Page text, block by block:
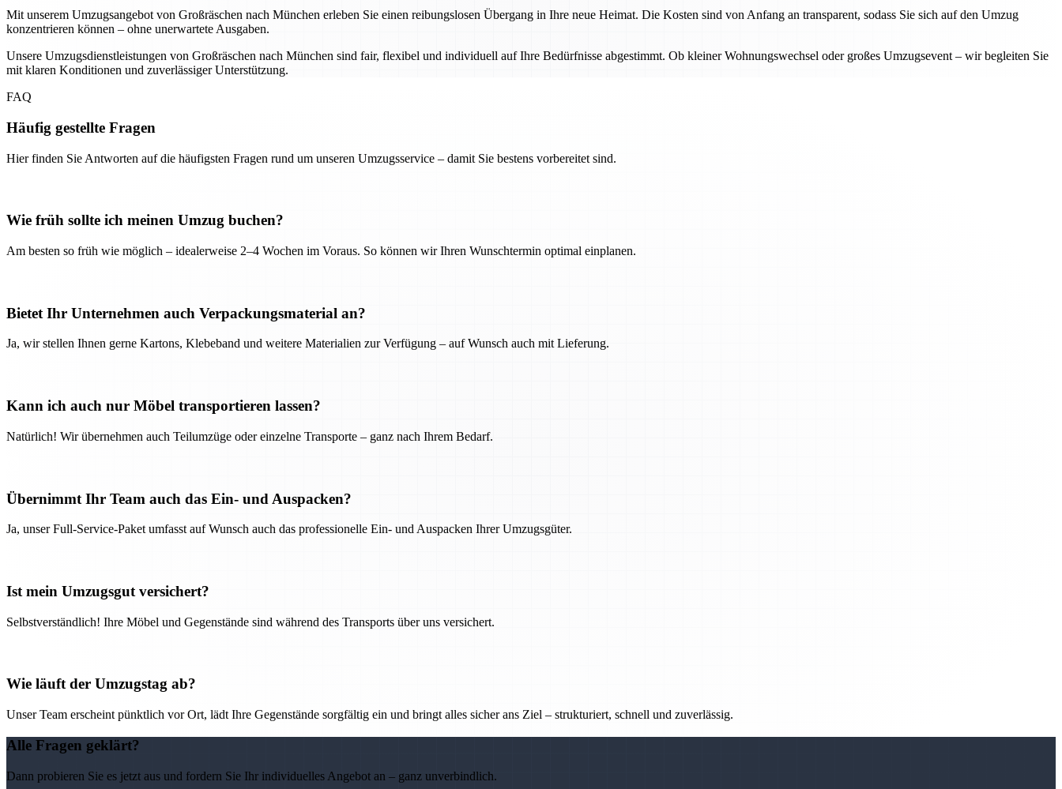
Mit unserem Umzugsangebot von Großräschen nach München erleben Sie einen reibungslosen Übergang in Ihre neue Heimat. Die Kosten sind von Anfang an transparent, sodass Sie sich auf den Umzug
konzentrieren können – ohne unerwartete Ausgaben.
Unsere Umzugsdienstleistungen von Großräschen nach München sind fair, flexibel und individuell auf Ihre Bedürfnisse abgestimmt. Ob kleiner Wohnungswechsel oder großes Umzugsevent – wir begleiten Sie
mit klaren Konditionen und zuverlässiger Unterstützung.
FAQ
Häufig gestellte Fragen
Hier finden Sie Antworten auf die häufigsten Fragen rund um unseren Umzugsservice – damit Sie bestens vorbereitet sind.
Wie früh sollte ich meinen Umzug buchen?
Am besten so früh wie möglich – idealerweise 2–4 Wochen im Voraus. So können wir Ihren Wunschtermin optimal einplanen.
Bietet Ihr Unternehmen auch Verpackungsmaterial an?
Ja, wir stellen Ihnen gerne Kartons, Klebeband und weitere Materialien zur Verfügung – auf Wunsch auch mit Lieferung.
Kann ich auch nur Möbel transportieren lassen?
Natürlich! Wir übernehmen auch Teilumzüge oder einzelne Transporte – ganz nach Ihrem Bedarf.
Übernimmt Ihr Team auch das Ein- und Auspacken?
Ja, unser Full-Service-Paket umfasst auf Wunsch auch das professionelle Ein- und Auspacken Ihrer Umzugsgüter.
Ist mein Umzugsgut versichert?
Selbstverständlich! Ihre Möbel und Gegenstände sind während des Transports über uns versichert.
Wie läuft der Umzugstag ab?
Unser Team erscheint pünktlich vor Ort, lädt Ihre Gegenstände sorgfältig ein und bringt alles sicher ans Ziel – strukturiert, schnell und zuverlässig.
Alle Fragen geklärt?
Dann probieren Sie es jetzt aus und fordern Sie Ihr individuelles Angebot an – ganz unverbindlich.